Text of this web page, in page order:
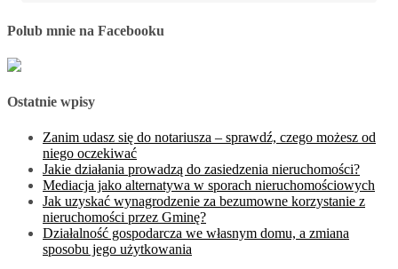
Polub mnie na Facebooku
Ostatnie wpisy
Zanim udasz się do notariusza – sprawdź, czego możesz od
niego oczekiwać
Jakie działania prowadzą do zasiedzenia nieruchomości?
Mediacja jako alternatywa w sporach nieruchomościowych
Jak uzyskać wynagrodzenie za bezumowne korzystanie z
nieruchomości przez Gminę?
Działalność gospodarcza we własnym domu, a zmiana
sposobu jego użytkowania